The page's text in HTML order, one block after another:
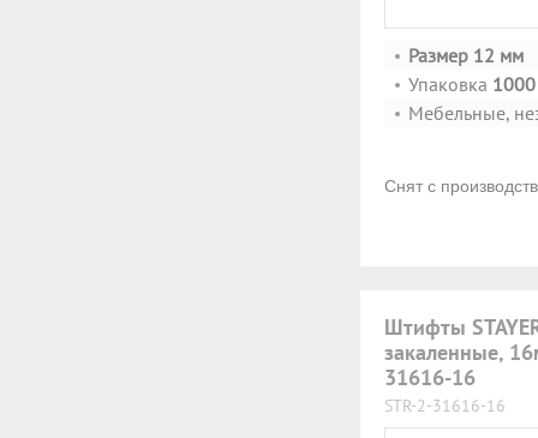
Размер 12 мм
Упаковка
Мебельные,
Снят с
Штифты
закаленные,
31616-16
STR-2-31616-16